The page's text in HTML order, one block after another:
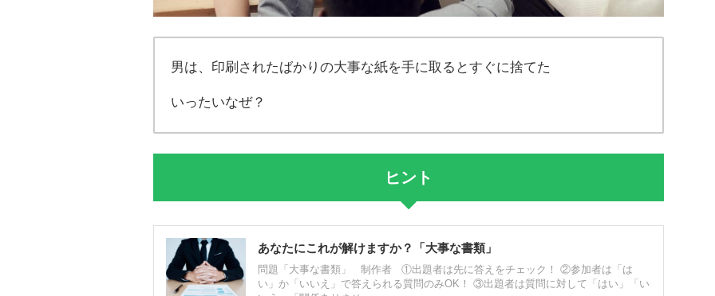
男は、印刷されたばかりの大事な紙を手に取るとすぐに捨てた
いったいなぜ？
ヒント
あなたにこれが解けますか？「大事な書類」
問題「大事な書類」 制作者 ①出題者は先に答えをチェック！ ②参加者は「は
い」か「いいえ」で答えられる質問のみOK！ ③出題者は質問に対して「はい」「い